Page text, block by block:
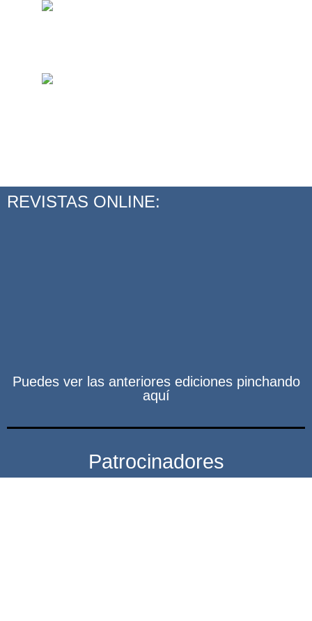
REVISTAS ONLINE:
Puedes ver las anteriores ediciones pinchando
aquí
Patrocinadores